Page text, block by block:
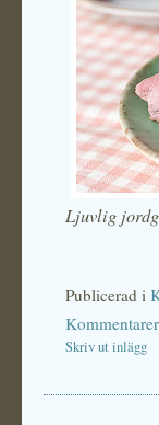
Ljuvlig
Publicerad i
Skriv ut inlägg